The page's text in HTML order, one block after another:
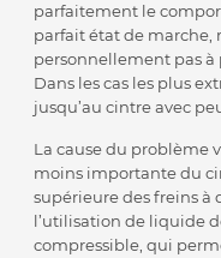
parfaitement le
parfait état de marche,
personnellement pas à
Dans les cas les plus
jusqu’au cintre avec
La cause du problème
moins importante du
supérieure des freins
l’utilisation de liquide
compressible, qui